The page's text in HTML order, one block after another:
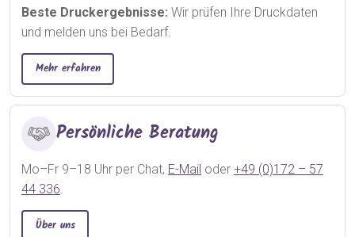
Beste Druckergebnisse: Wir prüfen Ihre Druckdaten
und melden uns bei Bedarf.
Mehr erfahren
Persönliche Beratung
Mo–Fr 9–18 Uhr per Chat, E-Mail oder +49 (0)172 – 57
44 336.
Über uns